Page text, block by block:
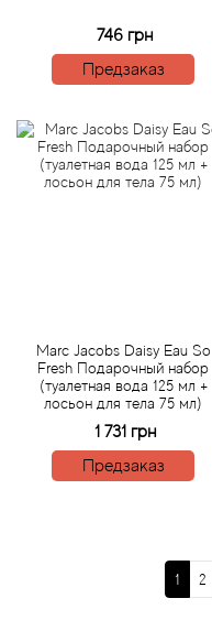
746 грн
Предзаказ
Marc Jacobs Daisy Eau So
Fresh Подарочный набор
(туалетная вода 125 мл +
лосьон для тела 75 мл)
1 731 грн
Предзаказ
1 2
Biehl Parfumkunstwerke
Bijan
Bill Blass
Boadicea the Victorious
Bogart